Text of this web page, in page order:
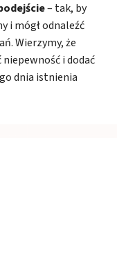
– tak, by
i mógł odnaleźć
Wierzymy, że
i dodać
dnia istnienia